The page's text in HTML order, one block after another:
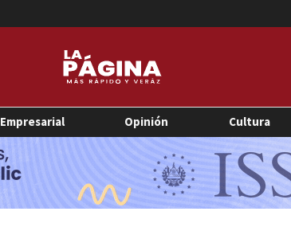
Empresarial Opinión Cultura